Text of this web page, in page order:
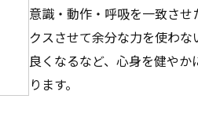
意識・動作・呼吸を一致さ
クスさせて余分な力を使わ
良くなるなど、心身を健や
ります。